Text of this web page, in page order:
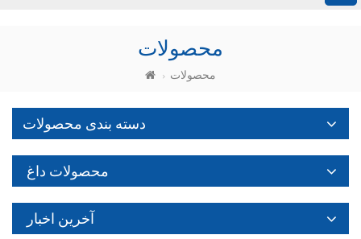
محصولات
محصولات
دسته بندی محصولات
محصولات داغ
آخرین اخبار